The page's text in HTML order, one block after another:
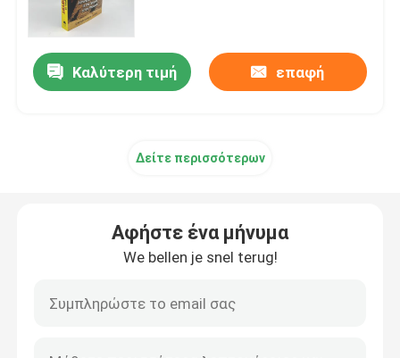
Εκτύπωση βιβλίων
Καλύτερη τιμή επαφή
Δείτε περισσότερων
Αφήστε ένα μήνυμα
We bellen je snel terug!